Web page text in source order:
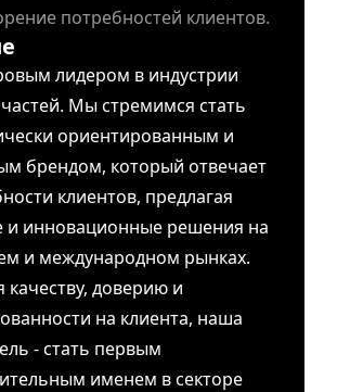
потребностей клиентов.
лидером в индустрии
Мы стремимся стать
ориентированным и
брендом, который отвечает
клиентов, предлагая
и инновационные решения на
и международном рынках.
качеству, доверию и
на клиента, наша
- стать первым
именем в секторе